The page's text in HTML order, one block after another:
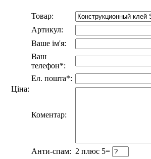
Ціна:
Товар:
Артикул:
Ваше ім'я:
Ваш
телефон*:
Ел. пошта*:
Коментар:
Анти-спам: 2 плюс 5=